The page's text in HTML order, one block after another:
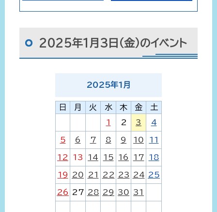
2025年1月3日（金）のイベント
2025年1 月
日 月 火 水 木 金
土
1
2 3 4
5 6 7 8 9 10 11
12 13 14 15 16 17 18
19 20 21 22 23 24 25
26 27 28 29 30 31